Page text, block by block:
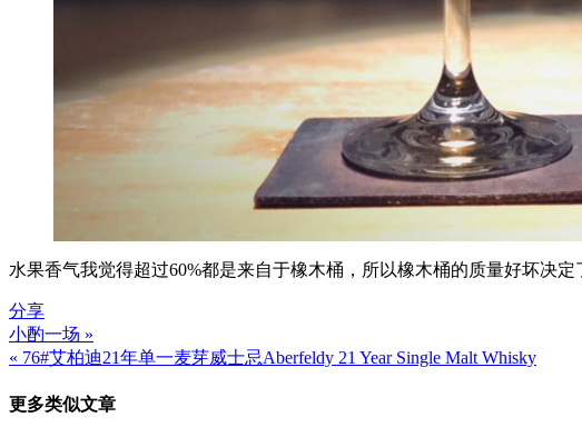
水果香气我觉得超过60%都是来自于橡木桶，所以橡木桶的质量好坏决
分享
文
章
导
小酌一场 »
« 76#艾柏迪21年单一麦芽威士忌Aberfeldy 21 Year Single Malt Whisky
更多类似文章